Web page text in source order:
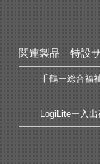
関連製品 特設
千鶴ー総合福
LogiLiteー入